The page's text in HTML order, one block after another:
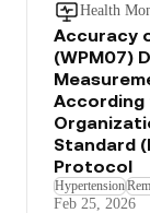
Health
Accuracy
(WPM07)
Standard
Protocol
Hypertension
Feb 25, 2026